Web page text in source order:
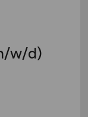
w/d)